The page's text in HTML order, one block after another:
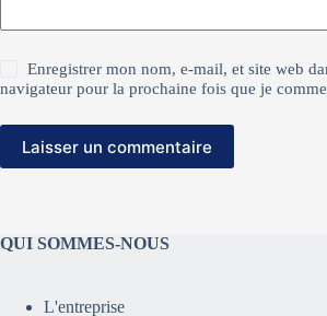
Enregistrer mon nom, e-mail, et site web
navigateur pour la prochaine fois que je
Laisser un commentaire
QUI SOMMES-NOUS
L'entreprise